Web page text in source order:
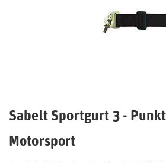
Sabelt Sportgurt 3 -
Motorsport